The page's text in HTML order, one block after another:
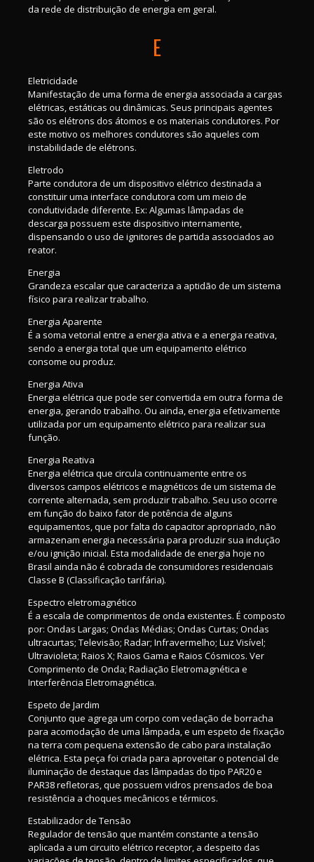
da rede de distribuição de energia em geral.
E
Eletricidade
Manifestação de uma forma de energia associada a cargas
elétricas, estáticas ou dinâmicas. Seus principais agentes
são os elétrons dos átomos e os materiais condutores. Por
este motivo os melhores condutores são aqueles com
instabilidade de elétrons.
Eletrodo
Parte condutora de um dispositivo elétrico destinada a
constituir uma interface condutora com um meio de
condutividade diferente. Ex: Algumas lâmpadas de
descarga possuem este dispositivo internamente,
dispensando o uso de ignitores de partida associados ao
reator.
Energia
Grandeza escalar que caracteriza a aptidão de um sistema
físico para realizar trabalho.
Energia Aparente
É a soma vetorial entre a energia ativa e a energia reativa,
sendo a energia total que um equipamento elétrico
consome ou produz.
Energia Ativa
Energia elétrica que pode ser convertida em outra forma de
energia, gerando trabalho. Ou ainda, energia efetivamente
utilizada por um equipamento elétrico para realizar sua
função.
Energia Reativa
Energia elétrica que circula continuamente entre os
diversos campos elétricos e magnéticos de um sistema de
corrente alternada, sem produzir trabalho. Seu uso ocorre
em função do baixo fator de potência de alguns
equipamentos, que por falta do capacitor apropriado, não
armazenam energia necessária para produzir sua indução
e/ou ignição inicial. Esta modalidade de energia hoje no
Brasil ainda não é cobrada de consumidores residenciais
Classe B (Classificação tarifária).
Espectro eletromagnético
É a escala de comprimentos de onda existentes. É composto
por: Ondas Largas; Ondas Médias; Ondas Curtas; Ondas
ultracurtas; Televisão; Radar; Infravermelho; Luz Visível;
Ultravioleta; Raios X; Raios Gama e Raios Cósmicos. Ver
Comprimento de Onda; Radiação Eletromagnética e
Interferência Eletromagnética.
Espeto de Jardim
Conjunto que agrega um corpo com vedação de borracha
para acomodação de uma lâmpada, e um espeto de fixação
na terra com pequena extensão de cabo para instalação
elétrica. Esta peça foi criada para aproveitar o potencial de
iluminação de destaque das lâmpadas do tipo PAR20 e
PAR38 refletoras, que possuem vidros prensados de boa
resistência a choques mecânicos e térmicos.
Estabilizador de Tensão
Regulador de tensão que mantém constante a tensão
aplicada a um circuito elétrico receptor, a despeito das